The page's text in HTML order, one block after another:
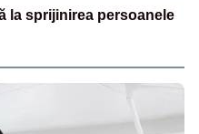
la sprijinirea persoanele